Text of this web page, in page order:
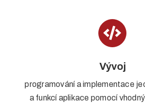
Vývoj
programování a implementace
a funkcí aplikace pomocí